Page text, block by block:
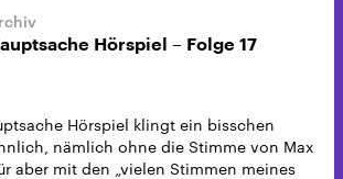
Hörspiel – Folge 17
Hörspiel klingt ein bisschen
nämlich ohne die Stimme von Max
aber mit den „vielen Stimmen meines